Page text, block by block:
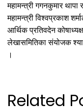
महामन्त्री गगनकुमार
महामन्त्री विश्वप्रकाश
आर्थिक प्रतिवदेन
लेखासमितिका संयोजक
।
Related